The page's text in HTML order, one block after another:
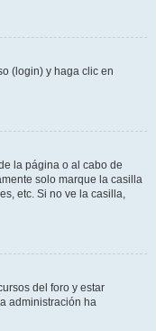
(login) y haga clic en
la página o al cabo de
solo marque la casilla
etc. Si no ve la casilla,
del foro y estar
administración ha